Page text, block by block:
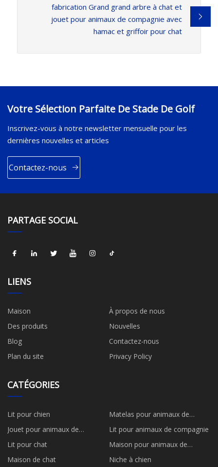
fabrication Grand grand arbre à chat et
jouet pour animaux de compagnie avec
hamac et griffoir pour chat
Votre Sélection Parfaite De Stade De Golf
Inscrivez-vous à notre newsletter mensuelle pour les
dernières nouvelles et articles
Contactez-nous
PARTAGE SOCIAL
LIENS
Maison
À propos de nous
Des produits
Nouvelles
Blog
Contactez-nous
Plan du site
Privacy Policy
CATÉGORIES
Lit pour chien
Matelas pour animaux de
compagnie
Jouet pour animaux de
compagnie
Lit pour animaux de compagnie
Lit pour chat
Maison pour animaux de
compagnie
Maison de chat Niche à chien